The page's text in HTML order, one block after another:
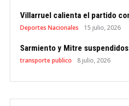
Villarruel calienta el partido
Deportes Nacionales 15 julio, 2026
Sarmiento y Mitre
transporte publico 8 julio, 2026